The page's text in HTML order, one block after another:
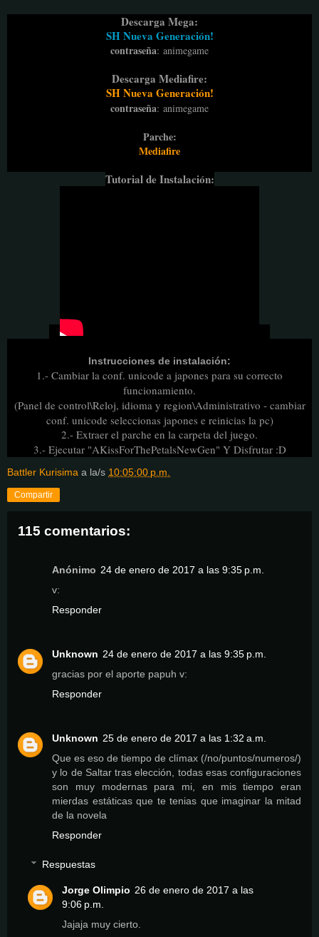
Descarga Mega:
SH Nueva Generación!
contraseña: animegame
Descarga Mediafire:
SH Nueva Generación!
contraseña: animegame
Parche:
Mediafire
Tutorial de Instalación:
Instrucciones de instalación:
1.- Cambiar la conf. unicode a japones para su correcto
funcionamiento.
(Panel de control\Reloj, idioma y region\Administrativo - cambiar
conf. unicode seleccionas japones e reinicias la pc)
2.- Extraer el parche en la carpeta del juego.
3.- Ejecutar "AKissForThePetalsNewGen" Y Disfrutar :D
Battler Kurisima a la/s 10:05:00 p.m.
Compartir
115 comentarios:
Anónimo 24 de enero de 2017 a las 9:35 p.m.
v:
Responder
Unknown 24 de enero de 2017 a las 9:35 p.m.
gracias por el aporte papuh v:
Responder
Unknown 25 de enero de 2017 a las 1:32 a.m.
Que es eso de tiempo de clímax (/no/puntos/numeros/)
y lo de Saltar tras elección, todas esas configuraciones
son muy modernas para mi, en mis tiempo eran
mierdas estáticas que te tenias que imaginar la mitad
de la novela
Responder
Respuestas
Jorge Olimpio 26 de enero de 2017 a las
9:06 p.m.
Jajaja muy cierto.